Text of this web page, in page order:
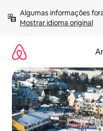
para
Mostrar idioma original